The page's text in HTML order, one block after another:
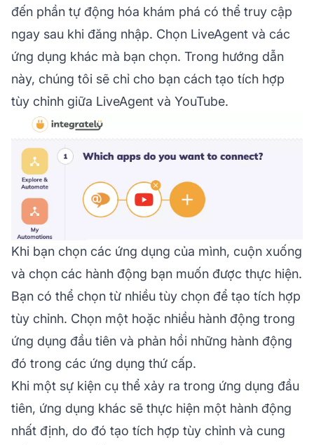
đến phần tự động hóa khám phá có thể truy cập
ngay sau khi đăng nhập. Chọn LiveAgent và các
ứng dụng khác mà bạn chọn. Trong hướng dẫn
này, chúng tôi sẽ chỉ cho bạn cách tạo tích hợp
tùy chỉnh giữa LiveAgent và YouTube.
Khi bạn chọn các ứng dụng của mình, cuộn xuống
và chọn các hành động bạn muốn được thực hiện.
Bạn có thể chọn từ nhiều tùy chọn để tạo tích hợp
tùy chỉnh. Chọn một hoặc nhiều hành động trong
ứng dụng đầu tiên và phản hồi những hành động
đó trong các ứng dụng thứ cấp.
Khi một sự kiện cụ thể xảy ra trong ứng dụng đầu
tiên, ứng dụng khác sẽ thực hiện một hành động
nhất định, do đó tạo tích hợp tùy chỉnh và cung